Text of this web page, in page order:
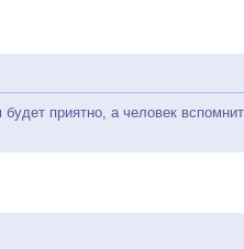
приятно, а человек